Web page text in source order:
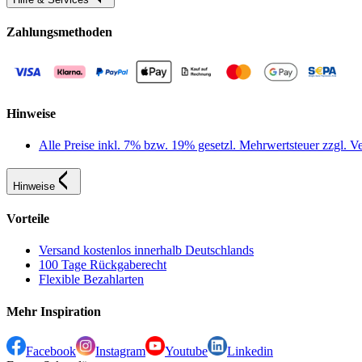
Zahlungsmethoden
Hinweise
Alle Preise inkl. 7% bzw. 19% gesetzl. Mehrwertsteuer zzgl.
Hinweise
Vorteile
Versand kostenlos innerhalb Deutschlands
100 Tage Rückgaberecht
Flexible Bezahlarten
Mehr Inspiration
Facebook Instagram Youtube
Linkedin